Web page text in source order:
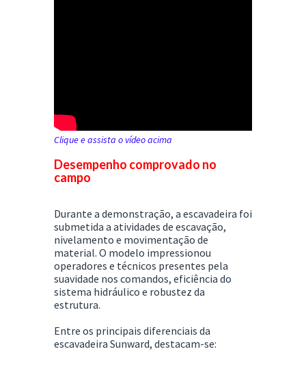
Clique e assista o vídeo acima
Desempenho comprovado no
campo
Durante a demonstração, a escavadeira foi
submetida a atividades de escavação,
nivelamento e movimentação de
material. O modelo impressionou
operadores e técnicos presentes pela
suavidade nos comandos, eficiência do
sistema hidráulico e robustez da
estrutura.
Entre os principais diferenciais da
escavadeira Sunward, destacam-se: